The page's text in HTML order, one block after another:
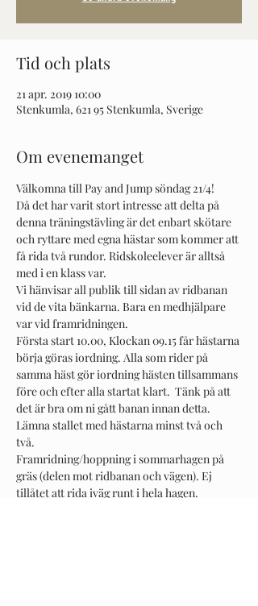
Tid och plats
21 apr. 2019 10:00
Stenkumla, 621 95 Stenkumla, Sverige
Om evenemanget
Välkomna till Pay and Jump söndag 21/4!
Då det har varit stort intresse att delta på
denna träningstävling är det enbart skötare
och ryttare med egna hästar som kommer att
få rida två rundor. Ridskoleelever är alltså
med i en klass var.
Vi hänvisar all publik till sidan av ridbanan
vid de vita bänkarna. Bara en medhjälpare
var vid framridningen.
Första start 10.00, Klockan 09.15 får hästarna
börja göras iordning. Alla som rider på
samma häst gör iordning hästen tillsammans
före och efter alla startat klart.  Tänk på att
det är bra om ni gått banan innan detta.
Lämna stallet med hästarna minst två och
två.
Framridning/hoppning i sommarhagen på
gräs (delen mot ridbanan och vägen). Ej
tillåtet att rida iväg runt i hela hagen.